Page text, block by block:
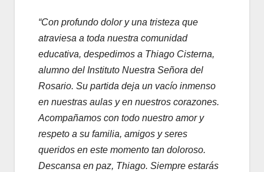
“Con profundo dolor y una tristeza que
atraviesa a toda nuestra comunidad
educativa, despedimos a Thiago Cisterna,
alumno del Instituto Nuestra Señora del
Rosario. Su partida deja un vacío inmenso
en nuestras aulas y en nuestros corazones.
Acompañamos con todo nuestro amor y
respeto a su familia, amigos y seres
queridos en este momento tan doloroso.
Descansa en paz, Thiago. Siempre estarás